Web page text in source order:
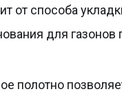
от способа
для газонов
полотно